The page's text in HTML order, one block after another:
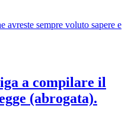
avreste sempre voluto sapere e
a compilare il
(abrogata).